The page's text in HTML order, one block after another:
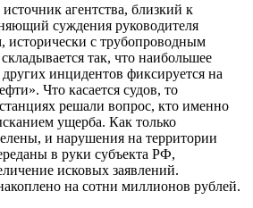
агентства, близкий к
суждения руководителя
исторически с трубопроводным
так, что наибольшее
инцидентов фиксируется на
Что касается судов, то
решали вопрос, кто именно
ущерба. Как только
и нарушения на территории
в руки субъекта РФ,
исковых заявлений.
на сотни миллионов рублей.